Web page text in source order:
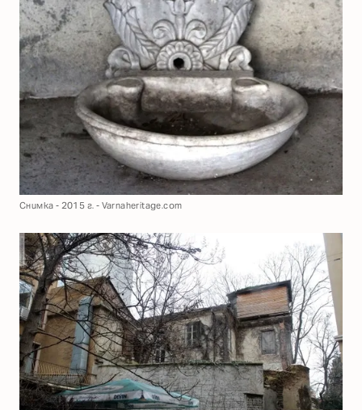
Снимка - 2015 г. - Varnaheritage.com